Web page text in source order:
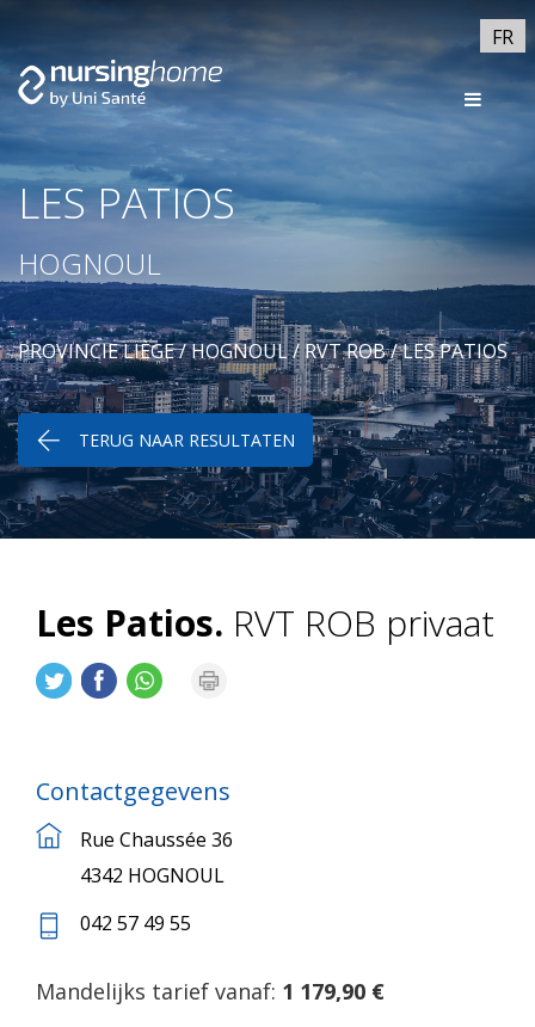
FR
LES PATIOS
HOGNOUL
PROVINCIE LIÈGE/HOGNOUL/RVT ROB/ LES PATIOS
TERUG NAAR RESULTATEN
Les Patios. RVT ROB privaat
Contactgegevens
Rue Chaussée 36
4342 HOGNOUL
042 57 49 55
Mandelijks tarief vanaf: 1 179,90 €